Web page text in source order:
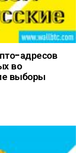
адресов
во
выборы